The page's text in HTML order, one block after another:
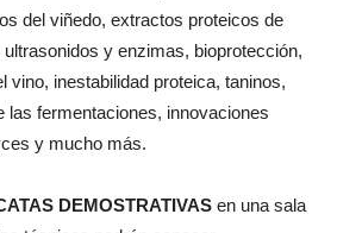
del viñedo, extractos proteicos de
y enzimas, bioprotección,
vino, inestabilidad proteica, taninos,
las fermentaciones, innovaciones
y mucho más.
DEMOSTRATIVAS en una sala